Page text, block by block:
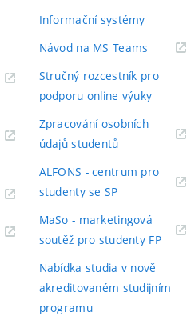
Informační systémy
Návod na MS Teams (externí
Stručný rozcestník pro
podporu online výuky
Zpracování osobních
údajů studentů(externí
ALFONS - centrum pro
studenty se SP(externí
MaSo - marketingová
soutěž pro studenty FP(externí
Nabídka studia v nově
akreditovaném studijním
programu